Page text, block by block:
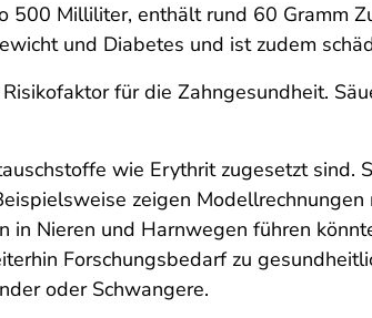
500 Milliliter, enthält rund 60 Gramm
und Diabetes und ist zudem
für die Zahngesundheit.
wie Erythrit zugesetzt sind.
zeigen Modellrechnungen
in Nieren und Harnwegen führen
Forschungsbedarf zu
oder Schwangere.